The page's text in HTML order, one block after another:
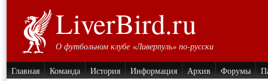
LiverBird.ru
О футбольном клубе «Ливерпуль» по-русски
Главная Команда История Информация Архив Форумы